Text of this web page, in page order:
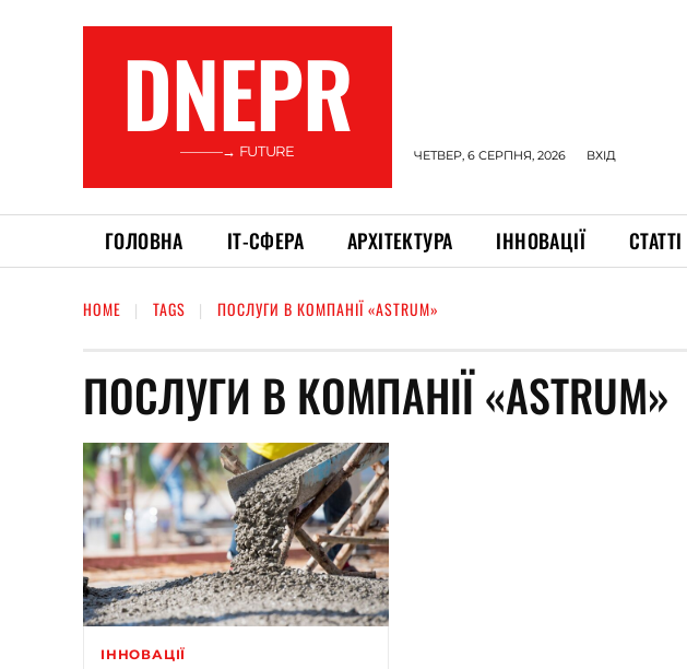
DNEPR
———→ FUTURE ЧЕТВЕР, 6 СЕРПНЯ, 2026 ВХІД
ГОЛОВНА ІТ-СФЕРА АРХІТЕКТУРА ІННОВАЦІЇ СТАТТІ
HOME TAGS ПОСЛУГИ В КОМПАНІЇ «ASTRUM»
ПОСЛУГИ В КОМПАНІЇ «ASTRUM»
ІННОВАЦІЇ